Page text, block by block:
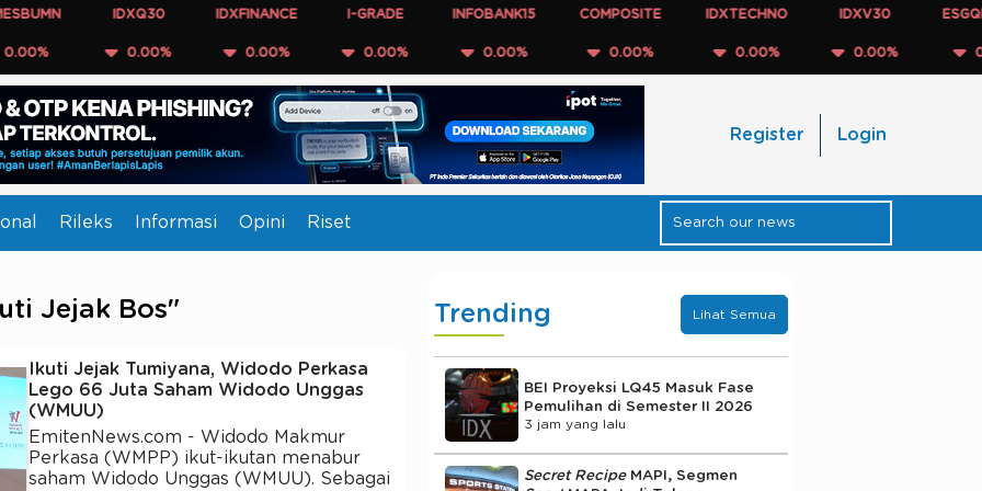
IDXQ30
0.00%
IDXFINANCE
0.00%
I-GRADE
0.00%
INFOBANK15
0.00%
COMPOSITE
0.00%
IDXTECHNO
0.00%
IDXV30
0.00% 0.00%
Register Login
Rileks Informasi Opini Riset
Jejak Bos"
Ikuti Jejak Tumiyana, Widodo Perkasa
Lego 66 Juta Saham Widodo Unggas
(WMUU)
EmitenNews.com - Widodo Makmur
Perkasa (WMPP) ikut-ikutan menabur
saham Widodo Unggas (WMUU). Sebagai
Trending Lihat Semua
BEI Proyeksi LQ45 Masuk Fase
Pemulihan di Semester II 2026
3 jam yang lalu
Secret RecipeMAPI, Segmen